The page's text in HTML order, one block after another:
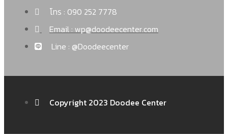
โทร : 090 252 7778
Email : wp@doodeecenter.com
Line : @Doodeecenter
Copyright 2023 Doodee Center